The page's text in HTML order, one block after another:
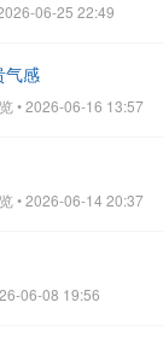
06-25 22:49
气感
• 2026-06-16 13:57
• 2026-06-14 20:37
06-08 19:56